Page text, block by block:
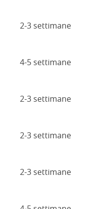
2-3 settimane
4-5 settimane
2-3 settimane
2-3 settimane
2-3 settimane